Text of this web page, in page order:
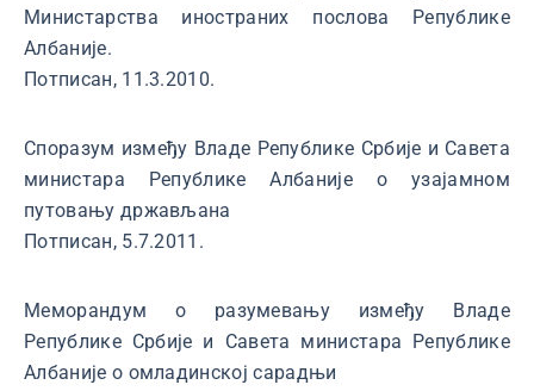
Министарства иностраних послова Републике
Албаније.
Потписан, 11.3.2010.
Споразум између Владе Републике Србије и Савета
министара Републике Албаније о узајамном
путовању држављана
Потписан, 5.7.2011.
Меморандум о разумевању између Владе
Републике Србије и Савета министара Републике
Албаније о омладинској сарадњи